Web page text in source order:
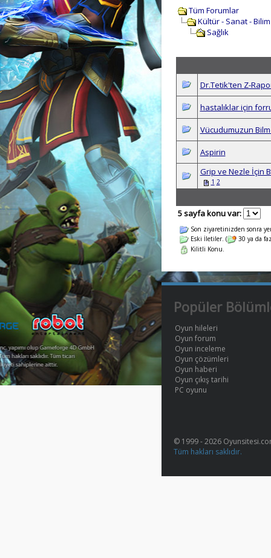
Tüm Forumlar
Kültür - Sanat -
Sağlık
Dr.Tetik'ten Z-
hastalıklar için
Vücudumuzun
Aspirin
Grip ve Nezle İçin
1 2
5 sayfa konu var:
Son ziyaretinizden sonra
Eski İletiler. (
30 ya da
Kilitli Konu.
Popüler
Oyun hileleri
Oyun forum
Oyun inceleme
Oyun çözümleri
Oyun haberi
Oyun çıkış tarihi
PC oyunu
© 1999 - 2026
Tüm hakları saklıdır.